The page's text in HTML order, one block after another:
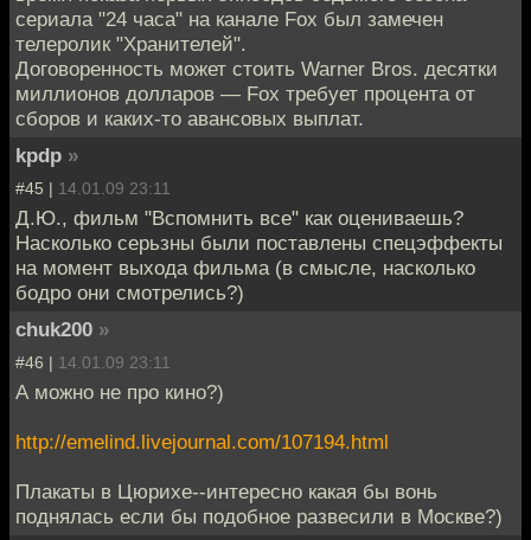
сериала "24 часа" на канале Fox был замечен
телеролик "Хранителей".
Договоренность может стоить Warner Bros. десятки
миллионов долларов — Fox требует процента от
сборов и каких-то авансовых выплат.
kpdp »
#45 | 14.01.09 23:11
Д.Ю., фильм "Вспомнить все" как оцениваешь?
Насколько серьзны были поставлены спецэффекты
на момент выхода фильма (в смысле, насколько
бодро они смотрелись?)
chuk200 »
#46 | 14.01.09 23:11
А можно не про кино?)
http://emelind.livejournal.com/107194.html
Плакаты в Цюрихе--интересно какая бы вонь
поднялась если бы подобное развесили в Москве?)